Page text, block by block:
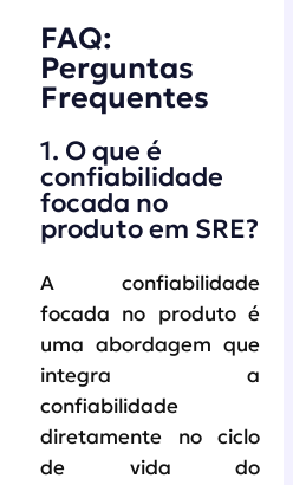
FAQ:
Perguntas
Frequentes
1. O que é
confiabilidade
focada no
produto em SRE?
A confiabilidade
focada no produto é
uma abordagem que
integra a
confiabilidade
diretamente no ciclo
de vida do